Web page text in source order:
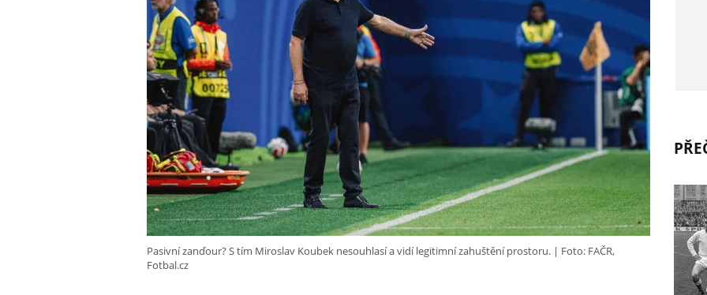
Pasivní zanďour? S tím Miroslav Koubek nesouhlasí a vidí legitimní zahuštění prostoru.
Foto: FAČR,
Fotbal.cz